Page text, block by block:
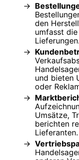
den
umfasst
Lieferungen.
und bieten
oder
Umsätze,
berichten
Lieferanten.